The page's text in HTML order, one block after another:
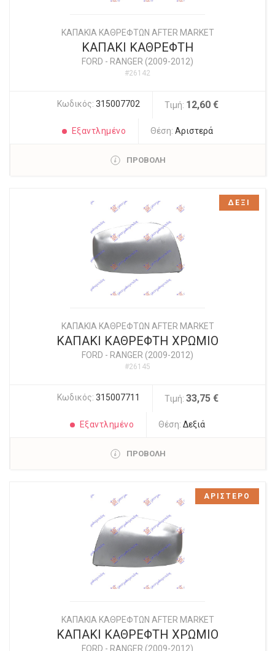
ΚΑΠΑΚΙΑ ΚΑΘΡΕΦΤΩΝ AFTER MARKET
ΚΑΠΑΚΙ ΚΑΘΡΕΦΤΗ
FORD - RANGER (2009-2012)
#26142
Κωδικός: 315007702 Τιμή: 12,60 €
Εξαντλημένο Θέση:Αριστερά
ΠΡΟΒΟΛΗ
ΚΑΠΑΚΙΑ ΚΑΘΡΕΦΤΩΝ AFTER MARKET
ΚΑΠΑΚΙ ΚΑΘΡΕΦΤΗ ΧΡΩΜΙΟ
FORD - RANGER (2009-2012)
#26145
Κωδικός: 315007711 Τιμή: 33,75 €
Εξαντλημένο Θέση:Δεξιά
ΠΡΟΒΟΛΗ
ΔΕΞΙ
ΚΑΠΑΚΙΑ ΚΑΘΡΕΦΤΩΝ AFTER MARKET
ΚΑΠΑΚΙ ΚΑΘΡΕΦΤΗ ΧΡΩΜΙΟ
FORD - RANGER (2009-2012)
ΑΡΙΣΤΕΡΟ